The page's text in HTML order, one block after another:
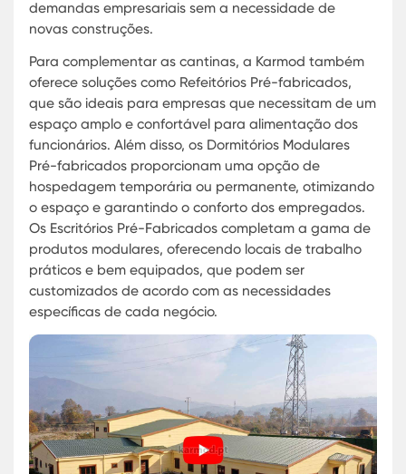
Outro aspecto importante das cantinas
a sua sustentabilidade. Projetadas para reduzir
desperdício de materiais e maximizar a eficiência
energética, estas estruturas são uma escolha
ecologicamente correta. A modularidade
oferece a possibilidade de reconfiguração ou
realocação, adaptando-se às mudanças nas
demandas empresariais sem a necessidade de
novas construções.
Para complementar as cantinas, a Karmod
oferece soluções como Refeitórios Pré-
que são ideais para empresas que necessitam
espaço amplo e confortável para alimentação
funcionários. Além disso, os Dormitórios
Pré-fabricados proporcionam uma opção de
hospedagem temporária ou permanente,